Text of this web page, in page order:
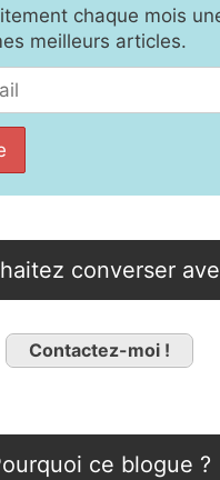
chaque mois
meilleurs articles.
converser
Contactez-moi !
ce blogue ?